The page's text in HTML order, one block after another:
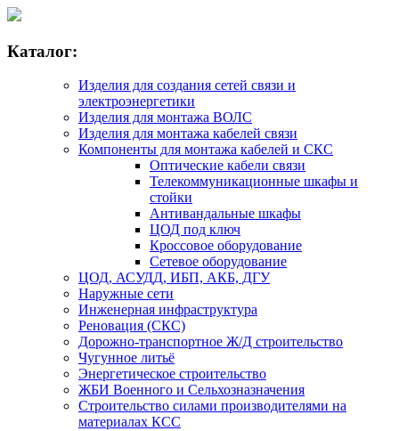
Каталог:
Изделия для создания сетей связи и
электроэнергетики
Изделия для монтажа ВОЛС
Изделия для монтажа кабелей связи
Компоненты для монтажа кабелей и СКС
Оптические кабели связи
Телекоммуникационные шкафы и
стойки
Антивандальные шкафы
ЦОД под ключ
Кроссовое оборудование
Сетевое оборудование
ЦОД, АСУДД, ИБП, АКБ, ДГУ
Наружные сети
Инженерная инфраструктура
Реновация (СКС)
Дорожно-транспортное Ж/Д строительство
Чугунное литьё
Энергетическое строительство
ЖБИ Военного и Сельхозназначения
Строительство силами производителями на
материалах КСС